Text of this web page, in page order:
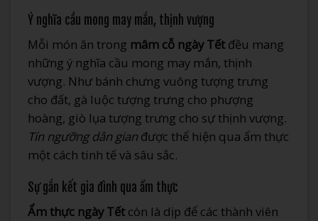
Ý nghĩa cầu mong may mắn, thịnh vượng
Mỗi món ăn trong mâm cỗ ngày Tết đều mang
những ý nghĩa cầu mong may mắn, thịnh
vượng. Như bánh chưng vuông tượng trưng
cho đất, gà luộc tượng trưng cho phượng
hoàng, giò lụa tượng trưng cho sự thịnh vượng.
Tín ngưỡng dân gianđược thể hiện qua ẩm thực
một cách tinh tế và sâu sắc.
Sự gắn kết gia đình qua ẩm thực
Ẩm thực ngày Tết còn là dịp để các thành viên